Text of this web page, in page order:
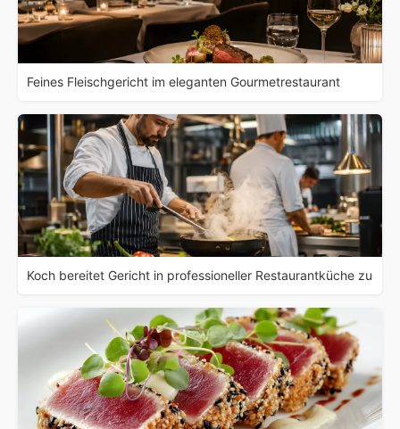
Feines Fleischgericht im eleganten Gourmetrestaurant
Koch bereitet Gericht in professioneller Restaurantküche zu